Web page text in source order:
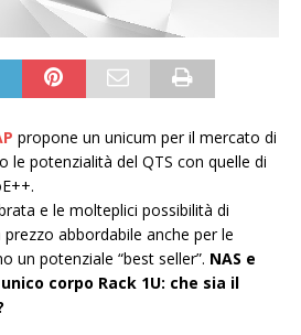
propone un unicum per il mercato di
le potenzialità del QTS con quelle di
e le molteplici possibilità di
abbordabile anche per le
un potenziale “best seller”. NAS e
corpo Rack 1U: che sia il